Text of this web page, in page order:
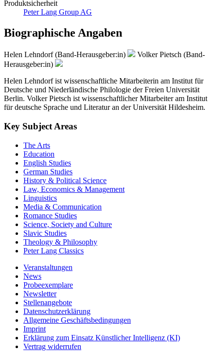
Produktsicherheit
Peter Lang Group AG
Biographische Angaben
Helen Lehndorf (Band-Herausgeber:in)
Volker Pietsch (Band-
Herausgeber:in)
Helen Lehndorf ist wissenschaftliche Mitarbeiterin am Institut für
Deutsche und Niederländische Philologie der Freien Universität
Berlin. Volker Pietsch ist wissenschaftlicher Mitarbeiter am Institut
für deutsche Sprache und Literatur an der Universität Hildesheim.
Key Subject Areas
The Arts
Education
English Studies
German Studies
History & Political Science
Law, Economics & Management
Linguistics
Media & Communication
Romance Studies
Science, Society and Culture
Slavic Studies
Theology & Philosophy
Peter Lang Classics
Veranstaltungen
News
Probeexemplare
Newsletter
Stellenangebote
Datenschutzerklärung
Allgemeine Geschäftsbedingungen
Imprint
Erklärung zum Einsatz Künstlicher Intelligenz (KI)
Vertrag widerrufen